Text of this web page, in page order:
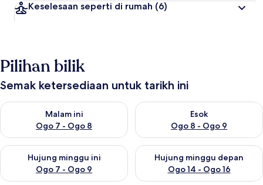
Keselesaan seperti di rumah (6)
Pilihan bilik
Semak ketersediaan untuk tarikh ini
Malam ini
Ogo 7 - Ogo 8
Semak ketersediaan untuk malam ini Ogo 7 - Ogo 8
Esok
Ogo 8 - Ogo 9
Semak ketersediaan untuk
Hujung minggu ini
Ogo 7 - Ogo 9
Semak ketersediaan untuk hujung minggu ini Ogo 7 - Ogo 9
Hujung minggu depan
Ogo 14 - Ogo 16
Semak ketersediaan untuk